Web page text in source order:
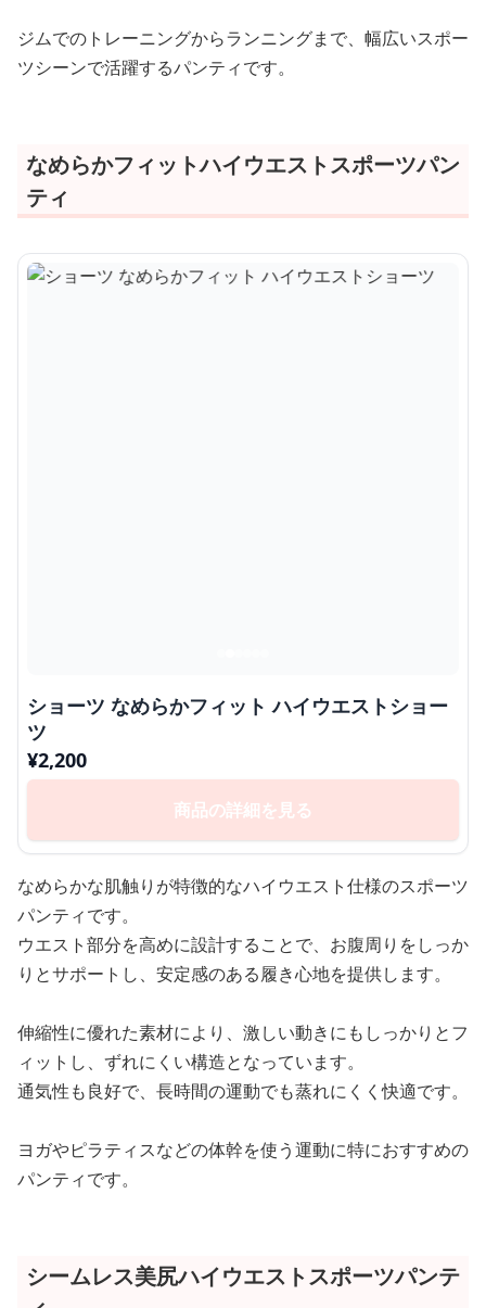
ジムでのトレーニングからランニングまで、幅広いスポー
ツシーンで活躍するパンティです。
なめらかフィットハイウエストスポーツパン
ティ
ショーツ なめらかフィット ハイウエストショー
ツ
¥2,200
商品の詳細を見る
なめらかな肌触りが特徴的なハイウエスト仕様のスポーツ
パンティです。
ウエスト部分を高めに設計することで、お腹周りをしっか
りとサポートし、安定感のある履き心地を提供します。
伸縮性に優れた素材により、激しい動きにもしっかりとフ
ィットし、ずれにくい構造となっています。
通気性も良好で、長時間の運動でも蒸れにくく快適です。
ヨガやピラティスなどの体幹を使う運動に特におすすめの
パンティです。
シームレス美尻ハイウエストスポーツパンテ